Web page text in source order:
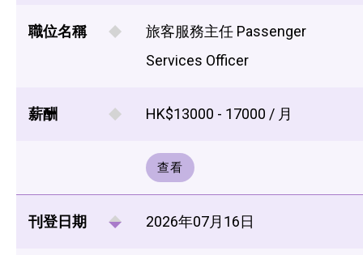
職位名稱
旅客服務主任 Passenger
Services Officer
薪酬 HK$13000 - 17000 / 月
查看
刊登日期 2026年07月16日